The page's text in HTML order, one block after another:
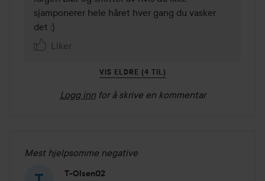
sjamponerer hele håret hver gang du vasker
det :)
Liker
VIS ELDRE (4 TIL)
Logg inn for å skrive en kommentar
Mest hjelpsomme negative
T-Olsen02